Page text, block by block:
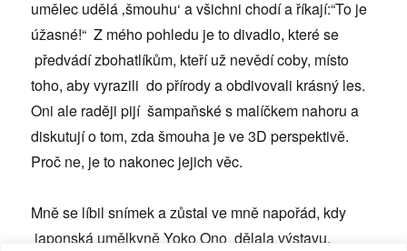
umělec udělá ‚šmouhu‘ a všichni chodí a říkají:“To je
úžasné!“ Z mého pohledu je to divadlo, které se
předvádí zbohatlíkům, kteří už nevědí coby, místo
toho, aby vyrazili do přírody a obdivovali krásný les.
Oni ale raději pijí šampaňské s malíčkem nahoru a
diskutují o tom, zda šmouha je ve 3D perspektivě.
Proč ne, je to nakonec jejich věc.
Mně se líbil snímek a zůstal ve mně napořád, kdy
japonská umělkyně Yoko Ono dělala výstavu,